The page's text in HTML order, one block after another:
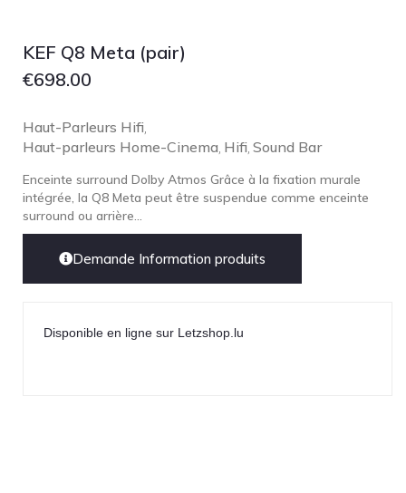
KEF Q8 Meta (pair)
€698.00
Haut-Parleurs Hifi
Haut-parleurs Home-Cinema Hifi Sound Bar
Enceinte surround Dolby Atmos Grâce à la fixation murale
intégrée, la Q8 Meta peut être suspendue comme enceinte
surround ou arrière...
Demande Information produits
Disponible en ligne sur Letzshop.lu